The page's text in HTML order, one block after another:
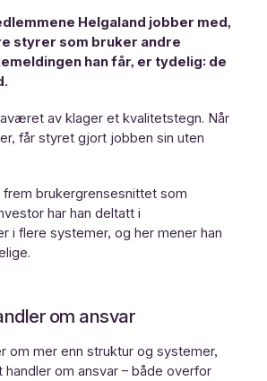
Helgaland jobber med,
styrer som bruker andre
han får, er tydelig: de
av klager et kvalitetstegn. Når
får styret gjort jobben sin uten
brukergrensesnittet som
har han deltatt i
i flere systemer, og her mener han
om ansvar
om mer enn struktur og systemer,
handler om ansvar – både overfor